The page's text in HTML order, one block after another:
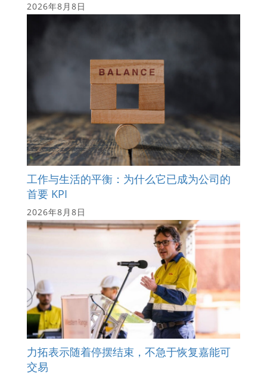
2026年8月8日
工作与生活的平衡：为什么它已成为公司的
首要 KPI
2026年8月8日
力拓表示随着停摆结束，不急于恢复嘉能可
交易